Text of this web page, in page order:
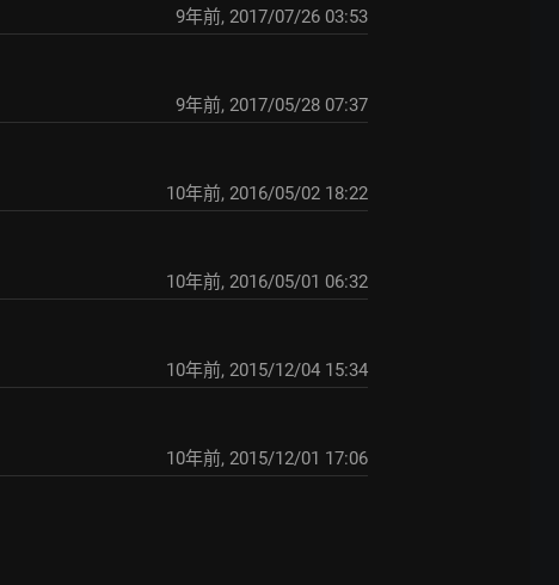
9年前, 2017/07/26 03:53
9年前, 2017/05/28 07:37
10年前, 2016/05/02 18:22
10年前, 2016/05/01 06:32
10年前, 2015/12/04 15:34
10年前, 2015/12/01 17:06